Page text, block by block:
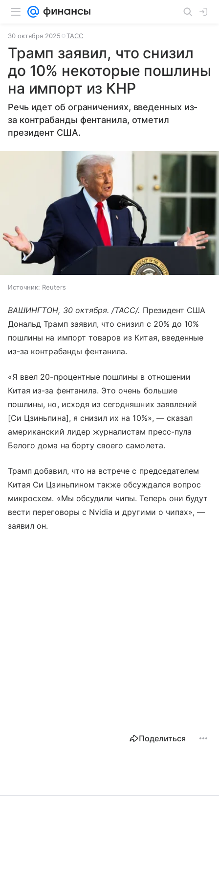
30 октября 2025 ТАСС
Трамп заявил, что снизил
до 10% некоторые пошлины
на импорт из КНР
Речь идет об ограничениях, введенных из-
за контрабанды фентанила, отметил
президент США.
Источник: Reuters
ВАШИНГТОН, 30 октября. /ТАСС/. Президент США
Дональд Трамп заявил, что снизил с 20% до 10%
пошлины на импорт товаров из Китая, введенные
из-за контрабанды фентанила.
«Я ввел 20-процентные пошлины в отношении
Китая из-за фентанила. Это очень большие
пошлины, но, исходя из сегодняшних заявлений
[Си Цзиньпина], я снизил их на 10%», — сказал
американский лидер журналистам пресс-пула
Белого дома на борту своего самолета.
Трамп добавил, что на встрече с председателем
Китая Си Цзиньпином также обсуждался вопрос
микросхем. «Мы обсудили чипы. Теперь они будут
вести переговоры с Nvidia и другими о чипах», —
заявил он.
Поделиться